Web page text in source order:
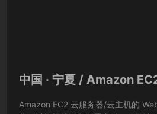
中国 · 宁夏 / Amazon
Amazon EC2 云服务器/云主机的